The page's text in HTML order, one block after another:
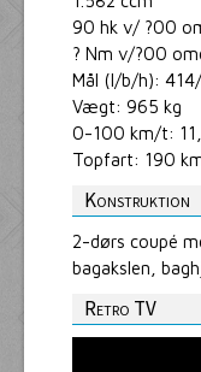
90 hk v/ ?00
? Nm v/?00
Mål (l/b/h):
Vægt: 965 kg
0-100 km/t:
Topfart: 190
Konstruktion
2-dørs coupé
bagakslen,
Retro TV